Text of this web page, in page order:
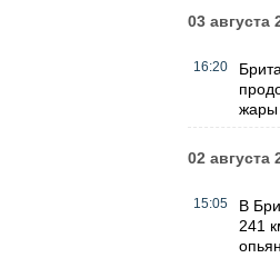
03 августа
16:20
жары
02 августа
15:05
В
241